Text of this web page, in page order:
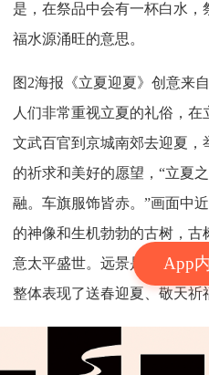
App
是，在祭品中会有一杯白水
福水源涌旺的意思。
图2海报《立夏迎夏》创意来
人们非常重视立夏的礼俗，
文武百官到京城南郊去迎夏
的祈求和美好的愿望，“立夏
融。车旗服饰皆赤。”画面中
的神像和生机勃勃的古树，
意太平盛世。远景是正在耕
整体表现了送春迎夏、敬天祈